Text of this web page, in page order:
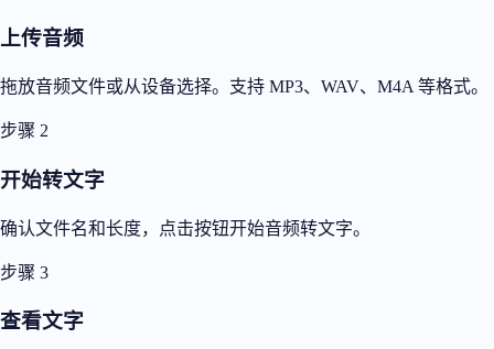
上传音频
拖放音频文件或从设备选择。支持 MP3、WAV、M4A 等格式。
步骤 2
开始转文字
确认文件名和长度，点击按钮开始音频转文字。
步骤 3
查看文字